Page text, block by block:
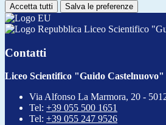
Accetta tutti Salva le preferenze
Liceo Scientifico
Contatti
Liceo Scientifico "Guido Castelnuovo"
Via Alfonso La Marmora, 20 -
Tel: +39 055 500 1651
Tel: +39 055 247 9526